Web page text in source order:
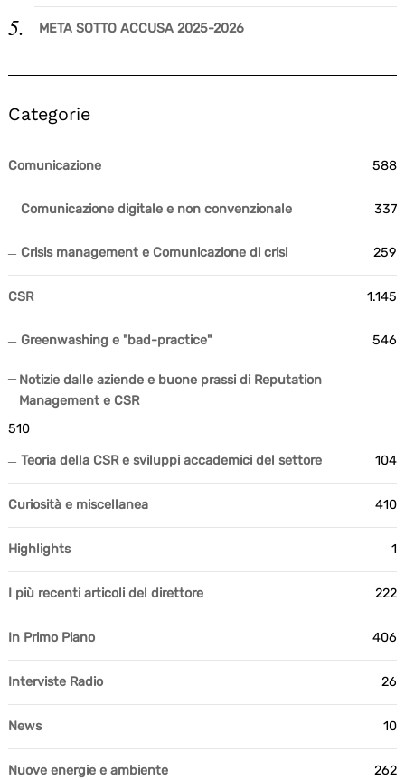
META SOTTO ACCUSA 2025-2026
Categorie
Comunicazione 588
Comunicazione digitale e non convenzionale 337
Crisis management e Comunicazione di crisi 259
CSR 1.145
Greenwashing e "bad-practice" 546
Notizie dalle aziende e buone prassi di Reputation
Management e CSR
510
Teoria della CSR e sviluppi accademici del settore 104
Curiosità e miscellanea 410
Highlights 1
I più recenti articoli del direttore 222
In Primo Piano 406
Interviste Radio 26
News 10
Nuove energie e ambiente 262